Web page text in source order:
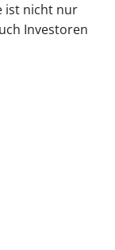
ist nicht nur
Investoren